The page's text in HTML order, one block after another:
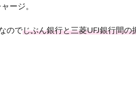
ージ。
のでじぶん銀行と三菱UFJ銀行間